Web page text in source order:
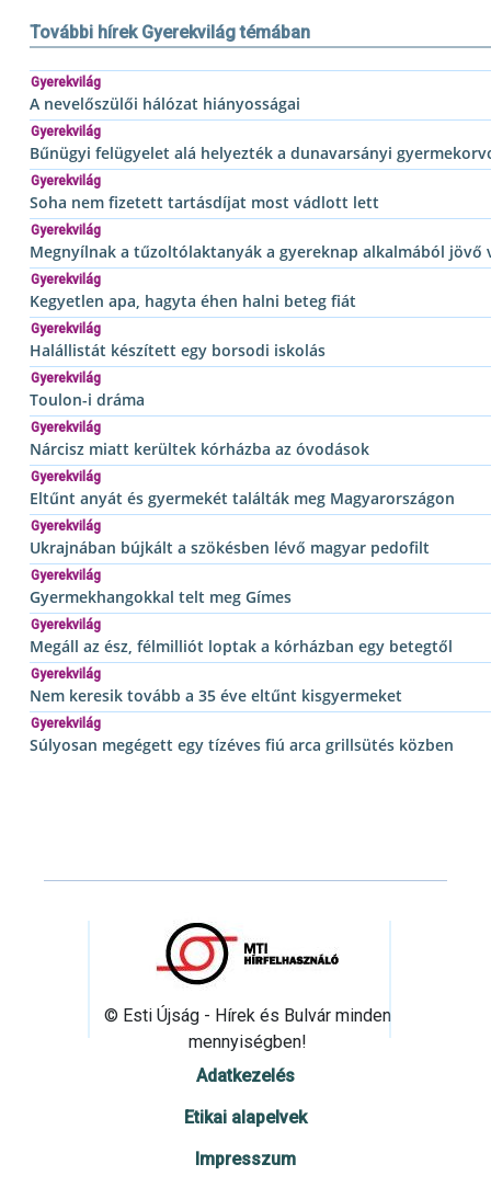
További hírek Gyerekvilág témában
Gyerekvilág
A nevelőszülői hálózat hiányosságai
Gyerekvilág
Bűnügyi felügyelet alá helyezték a dunavarsányi
Gyerekvilág
Soha nem fizetett tartásdíjat most vádlott lett
Gyerekvilág
Megnyílnak a tűzoltólaktanyák a gyereknap alkalmából jövő
Gyerekvilág
Kegyetlen apa, hagyta éhen halni beteg fiát
Gyerekvilág
Halállistát készített egy borsodi iskolás
Gyerekvilág
Toulon-i dráma
Gyerekvilág
Nárcisz miatt kerültek kórházba az óvodások
Gyerekvilág
Eltűnt anyát és gyermekét találták meg Magyarországon
Gyerekvilág
Ukrajnában bújkált a szökésben lévő magyar pedofilt
Gyerekvilág
Gyermekhangokkal telt meg Gímes
Gyerekvilág
Megáll az ész, félmilliót loptak a kórházban egy betegtől
Gyerekvilág
Nem keresik tovább a 35 éve eltűnt kisgyermeket
Gyerekvilág
Súlyosan megégett egy tízéves fiú arca grillsütés közben
© Esti Újság - Hírek és Bulvár minden
mennyiségben!
Adatkezelés
Etikai alapelvek
Impresszum